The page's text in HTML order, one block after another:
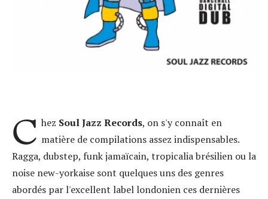
C hez Soul Jazz Records, on s'y connaît en
matière de compilations assez indispensables.
Ragga, dubstep, funk jamaïcain, tropicalia brésilien ou la
noise new-yorkaise sont quelques uns des genres
abordés par l'excellent label londonien ces dernières